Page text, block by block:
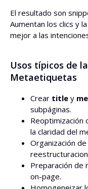
El resultado son
Aumentan los clics y
mejor a las
Usos típicos de
Metaetiquetas
Crear title y
subpáginas.
Reoptimización
la claridad del
Organización
Preparación de
on-page.